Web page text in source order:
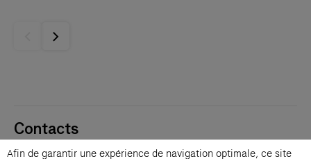
Contacts
Membres
Afin de garantir une expérience de navigation optimale, ce site